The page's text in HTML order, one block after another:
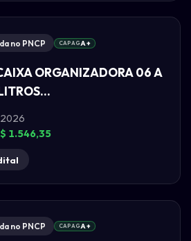
no PNCP CAPAGA+
ORGANIZADORA 06 A
1.546,35
no PNCP CAPAGA+